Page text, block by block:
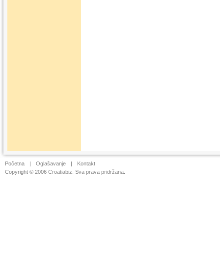
Početna | Oglašavanje |
Kontakt
Copyright © 2006 Croatiabiz. Sva prava pridržana.